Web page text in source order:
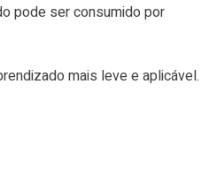
pode ser consumido por
mais leve e aplicável.